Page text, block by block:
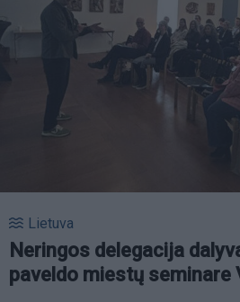
Lietuva
Neringos delegacija
paveldo miestų seminare